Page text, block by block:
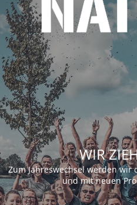
WIR
Zum Jahreswechsel werden
und mit neuen